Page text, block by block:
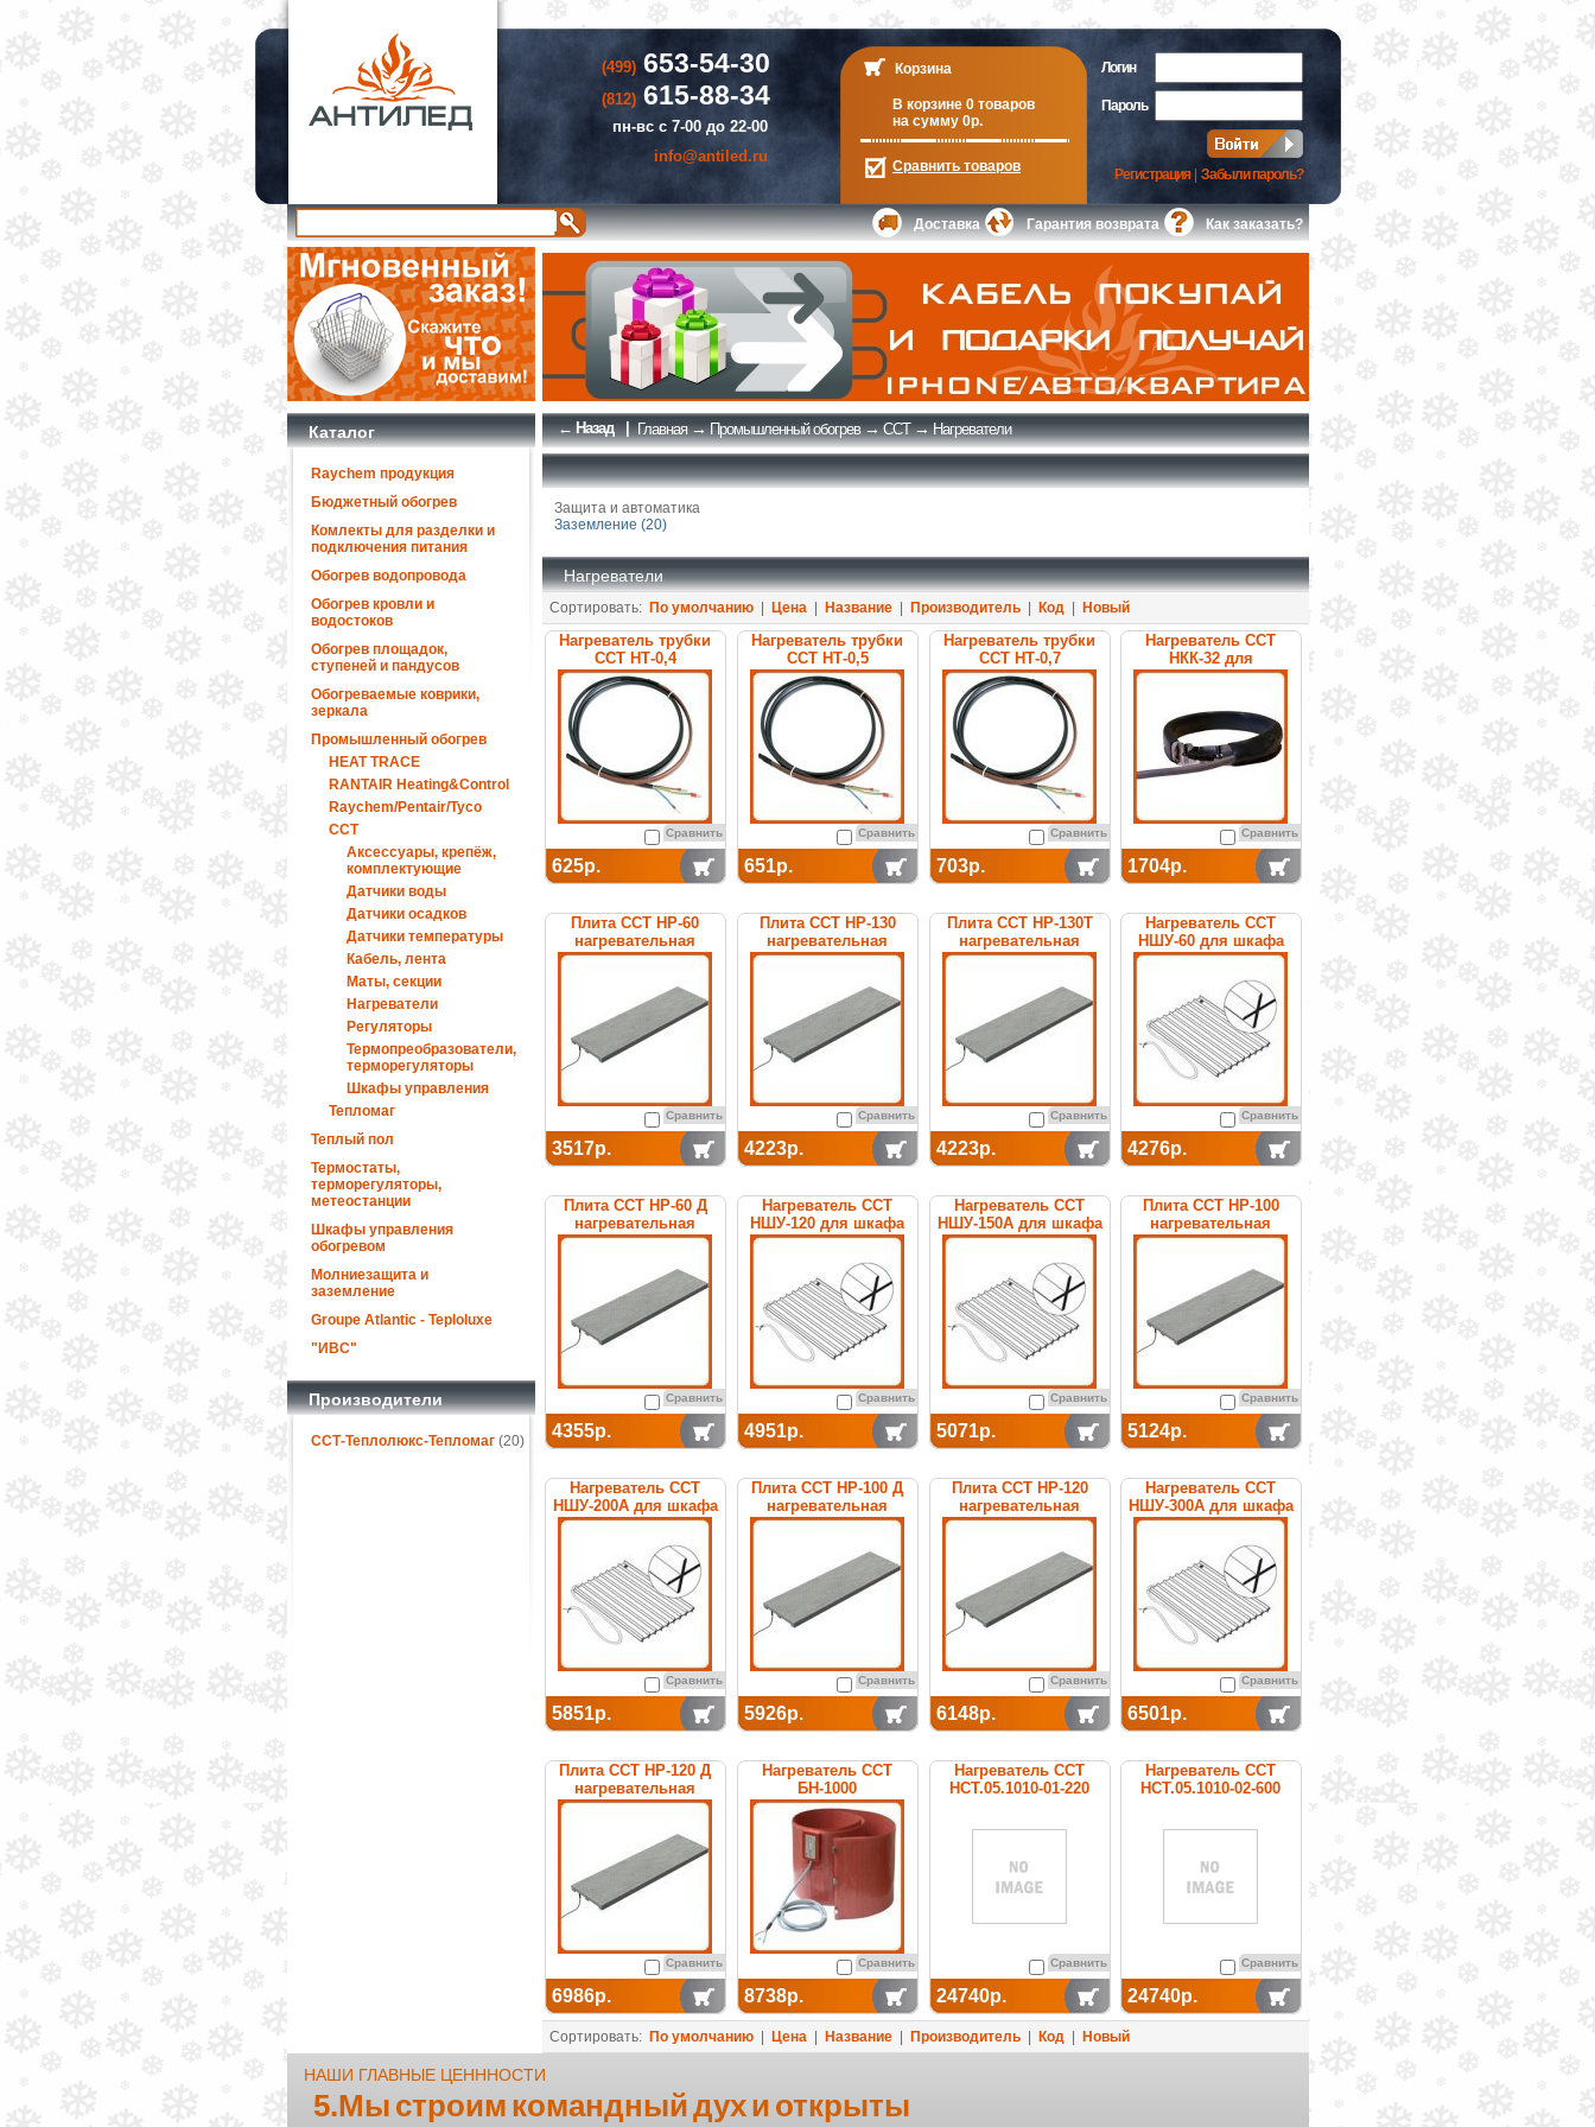
(499)653-54-30
(812)615-88-34
пн-вс с 7-00 до 22-00
info@antiled.ru
Корзина
В корзине 0 товаров
на сумму 0р.
Сравнить товаров
Логин
Пароль
Регистрация| Забыли пароль?
Доставка Гарантия возврата Как заказать?
Каталог
Raychem продукция
Бюджетный обогрев
Комлекты для разделки и
подключения питания
Обогрев водопровода
Обогрев кровли и
водостоков
Обогрев площадок,
ступеней и пандусов
Обогреваемые коврики,
зеркала
Промышленный обогрев
HEAT TRACE
RANTAIR Heating&Control
Raychem/Pentair/Tyco
ССТ
Аксессуары, крепёж,
комплектующие
Датчики воды
Датчики осадков
Датчики температуры
Кабель, лента
Маты, секции
Нагреватели
Регуляторы
Термопреобразователи,
терморегуляторы
Шкафы управления
Тепломаг
Теплый пол
Термостаты,
терморегуляторы,
метеостанции
Шкафы управления
обогревом
Молниезащита и
заземление
Groupe Atlantic - Teploluxe
"ИВС"
Производители
ССТ-Теплолюкс-Тепломаг(20)
← Назад | Главная→Промышленный обогрев→ССТ→Нагреватели
Защита и автоматика
Заземление (20)
Нагреватели
Сортировать: По умолчанию| Цена| Название| Производитель| Код| Новый
Нагреватель трубки
ССТ НТ-0,4
Сравнить
625р.
Нагреватель трубки
ССТ НТ-0,5
Сравнить
651р.
Нагреватель трубки
ССТ НТ-0,7
Сравнить
703р.
Нагреватель ССТ
НКК-32 для
компрессора
Сравнить
1704р.
Плита ССТ НР-60
нагревательная
Сравнить
3517р.
Плита ССТ НР-130
нагревательная
Сравнить
4223р.
Плита ССТ НР-130Т
нагревательная
Сравнить
4223р.
Нагреватель ССТ
НШУ-60 для шкафа
управления
Сравнить
4276р.
Плита ССТ НР-60 Д
нагревательная
Сравнить
4355р.
Нагреватель ССТ
НШУ-120 для шкафа
управления
Сравнить
4951р.
Нагреватель ССТ
НШУ-150А для шкафа
управления
Сравнить
5071р.
Плита ССТ НР-100
нагревательная
Сравнить
5124р.
Нагреватель ССТ
НШУ-200А для шкафа
управления
Сравнить
5851р.
Плита ССТ НР-100 Д
нагревательная
Сравнить
5926р.
Плита ССТ НР-120
нагревательная
Сравнить
6148р.
Нагреватель ССТ
НШУ-300А для шкафа
управления
Сравнить
6501р.
Плита ССТ НР-120 Д
нагревательная
Сравнить
6986р.
Нагреватель ССТ
БН-1000
промышленный
электрический
Сравнить
8738р.
Нагреватель ССТ
НСТ.05.1010-01-220
Сравнить
24740р.
Нагреватель ССТ
НСТ.05.1010-02-600
Сравнить
24740р.
Сортировать: По умолчанию| Цена| Название| Производитель| Код| Новый
НАШИ ГЛАВНЫЕ ЦЕНННОСТИ
5.Мы строим командный дух и открыты